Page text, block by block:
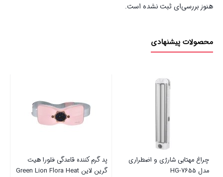
هنوز بررسی‌ای ثبت نشده است.
محصولات پیشنهادی
پد گرم کننده قاعدگی فلورا هیت
گرین لاین Green Lion Flora Heat
5 عدد در انبار
بستن